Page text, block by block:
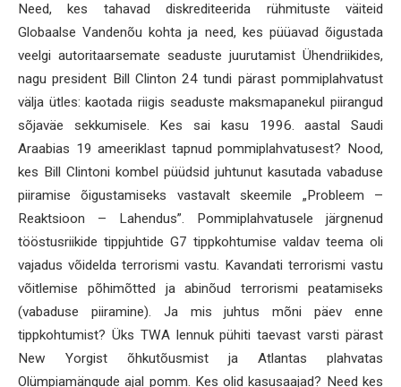
Need, kes tahavad diskrediteerida rühmituste väiteid
Globaalse Vandenõu kohta ja need, kes püüavad õigustada
veelgi autoritaarsemate seaduste juurutamist Ühendriikides,
nagu president Bill Clinton 24 tundi pärast pommiplahvatust
välja ütles: kaotada riigis seaduste maksmapanekul piirangud
sõjaväe sekkumisele. Kes sai kasu 1996. aastal Saudi
Araabias 19 ameeriklast tapnud pommiplahvatusest? Nood,
kes Bill Clintoni kombel püüdsid juhtunut kasutada vabaduse
piiramise õigustamiseks vastavalt skeemile „Probleem –
Reaktsioon – Lahendus”. Pommiplahvatusele järgnenud
tööstusriikide tippjuhtide G7 tippkohtumise valdav teema oli
vajadus võidelda terrorismi vastu. Kavandati terrorismi vastu
võitlemise põhimõtted ja abinõud terrorismi peatamiseks
(vabaduse piiramine). Ja mis juhtus mõni päev enne
tippkohtumist? Üks TWA lennuk pühiti taevast varsti pärast
New Yorgist õhkutõusmist ja Atlantas plahvatas
Olümpiamängude ajal pomm. Kes olid kasusaajad? Need kes